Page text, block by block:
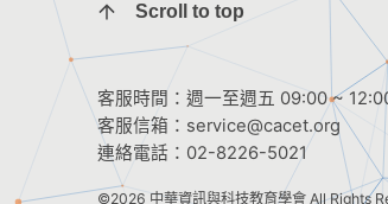
Scroll to top
客服時間：週一至週五 09:00 ~
客服信箱： service@cacet.org
連絡電話： 02-8226-5021
©2026 中華資訊與科技教育學會 All Rights